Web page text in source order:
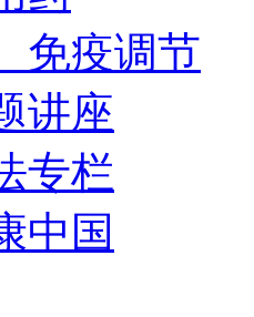
免疫调节
讲座
专栏
中国